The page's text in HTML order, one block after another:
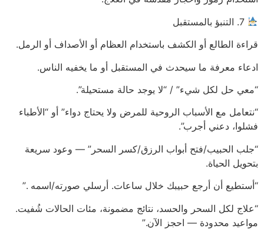
7. التنبؤ بالمستقبل
قراءة الطالع أو الكشف باستخدام العظام أو الأصداف أو الرمل.
ادعاء معرفة ما سيحدث في المستقبل أو ما يخفيه الناس.
“معي حل لكل شيء” / “لا يوجد حالة مستحيلة”.
“نتعامل مع الأسباب الروحية للمرض ولا يحتاج دواء” أو “الأطباء
فشلوا، دعني أجرب”.
“جلب الحبيب/فتح أبواب الرزق/كسر السحر” — وعود سريعة
بتحويل الحياة.
“أستطيع أن أرجع حبيبك خلال ساعات. أرسلي صورته/اسمه .”
“علاج لكل السحر والحسد، نتائج مضمونة، مئات الحالات شُفيت.
مواعيد محدودة — احجز الآن.”